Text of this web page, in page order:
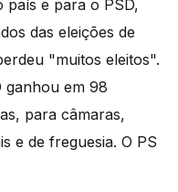
país e para o PSD,
das eleições de
"muitos eleitos".
ganhou em 98
para câmaras,
e de freguesia. O PS